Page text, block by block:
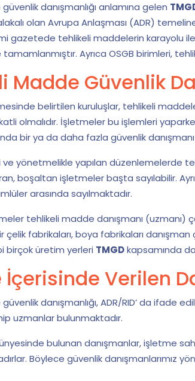
danışmanlığı anlamına gelen
olan Avrupa Anlaşması (ADR)
gazetede tehlikeli maddelerin karayolu
Ayrıca OSGB birimleri,
Madde Güvenlik
belirtilen kuruluşlar, tehlikeli
olmalıdır. İşletmeler bu işlemleri
bir ya da daha fazla güvenlik danışmanı
ve yönetmelikle yapılan düzenlemelerde
boşaltan işletmeler başta sayılabilir.
arasında sayılmaktadır.
tehlikeli madde danışmanı (uzmanı)
çelik fabrikaları, boya fabrikaları
birçok üretim yerleri TMGDkapsamında
Verilen
danışmanlığı, ADR/RID’ da ifade
uzmanlar bulunmaktadır.
bulunan danışmanlar, işletme
Böylece güvenlik danışmanlarımız